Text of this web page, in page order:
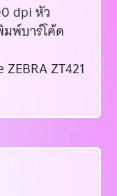
dpi หัว
พ์บาร์โค้ด
ZT421